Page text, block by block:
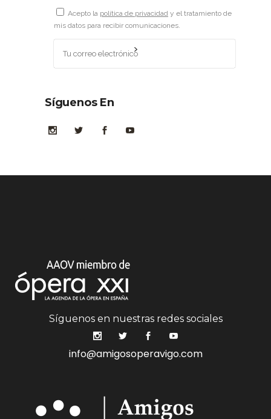
Acepto la política de privacidad y el tratamiento de
mis datos para recibir comunicaciones.
Síguenos En
Síguenos en nuestras redes sociales
info@amigosoperavigo.com